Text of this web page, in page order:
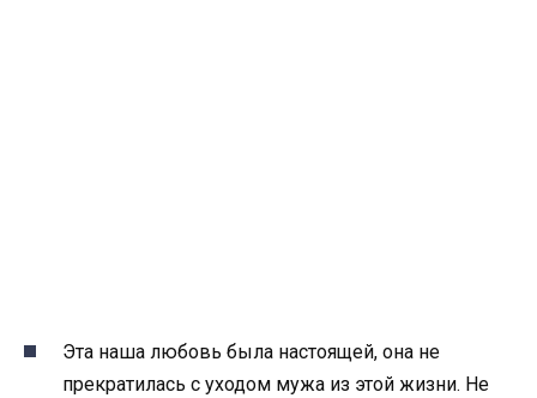
Эта наша любовь была настоящей, она не
прекратилась с уходом мужа из этой жизни. Не